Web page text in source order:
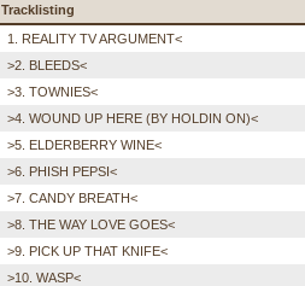
Tracklisting
1. REALITY TV ARGUMENT<
>2. BLEEDS<
>3. TOWNIES<
>4. WOUND UP HERE (BY HOLDIN ON)<
>5. ELDERBERRY WINE<
>6. PHISH PEPSI<
>7. CANDY BREATH<
>8. THE WAY LOVE GOES<
>9. PICK UP THAT KNIFE<
>10. WASP<